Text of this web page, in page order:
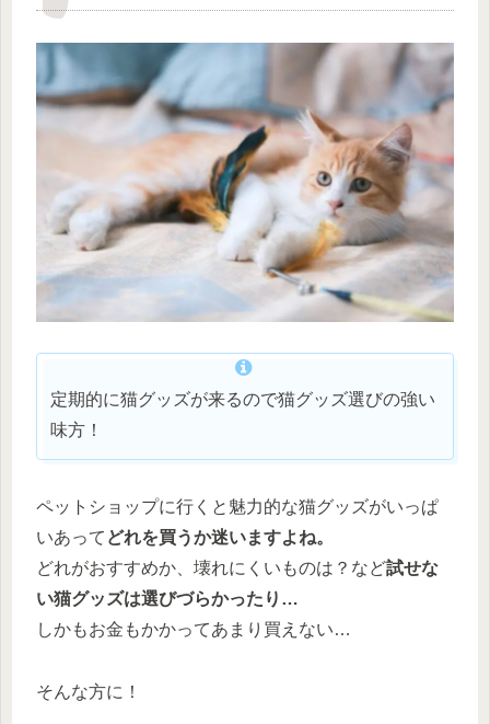
定期的に猫グッズが来るので猫グッズ選びの強い
味方！
ペットショップに行くと魅力的な猫グッズがいっぱ
いあって どれを買うか迷いますよね。
どれがおすすめか、壊れにくいものは？など試せな
い猫グッズは選びづらかったり…
しかもお金もかかってあまり買えない…
そんな方に！